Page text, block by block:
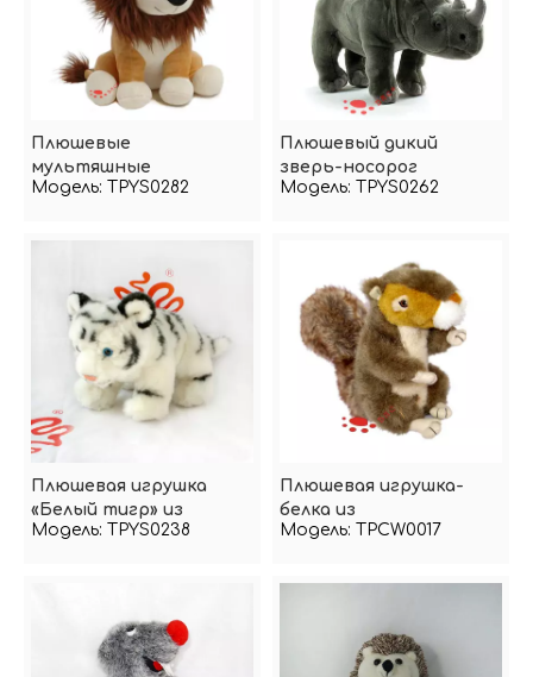
Плюшевые
мультяшные
анимационные игрушки
Модель: TPYS0282
Плюшевый дикий
зверь-носорог
Модель: TPYS0262
Плюшевая игрушка
«Белый тигр» из
искусственного меха
Модель: TPYS0238
Плюшевая игрушка-
белка из
искусственного меха
Модель: TPCW0017